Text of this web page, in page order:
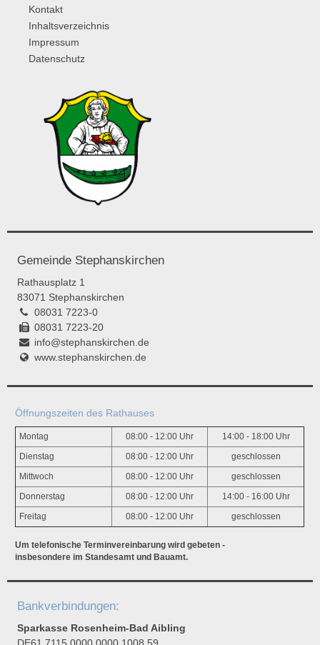
Kontakt
Inhaltsverzeichnis
Impressum
Datenschutz
Gemeinde Stephanskirchen
Rathausplatz 1
83071 Stephanskirchen
08031 7223-0
08031 7223-20
info@stephanskirchen.de
www.stephanskirchen.de
Öffnungszeiten des Rathauses
Montag 08:00 - 12:00 Uhr 14:00 - 18:00 Uhr
Dienstag 08:00 - 12:00 Uhr geschlossen
Mittwoch 08:00 - 12:00 Uhr geschlossen
Donnerstag 08:00 - 12:00 Uhr 14:00 - 16:00 Uhr
Freitag 08:00 - 12:00 Uhr geschlossen
Um telefonische Terminvereinbarung wird gebeten -
insbesondere im Standesamt und Bauamt.
Bankverbindungen:
Sparkasse Rosenheim-Bad Aibling